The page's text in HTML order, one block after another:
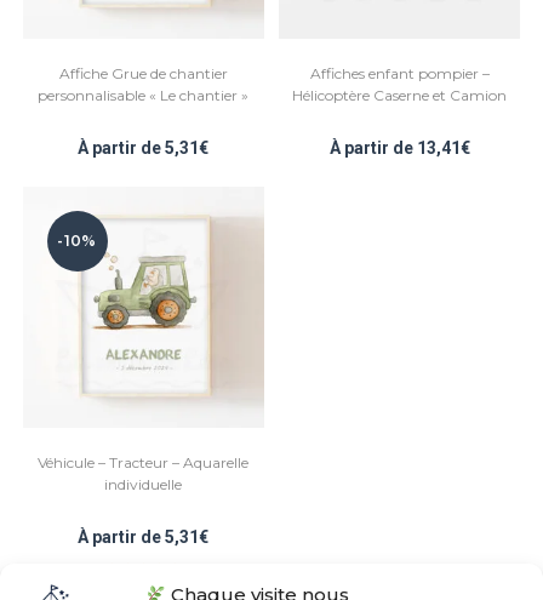
Chaque visite nous
Affiche Grue de chantier
personnalisable « Le chantier »
À partir de5,31€
Affiches enfant pompier –
Hélicoptère Caserne et Camion
À partir de 13,41€
-10%
Véhicule – Tracteur – Aquarelle
individuelle
À partir de5,31€
5.00